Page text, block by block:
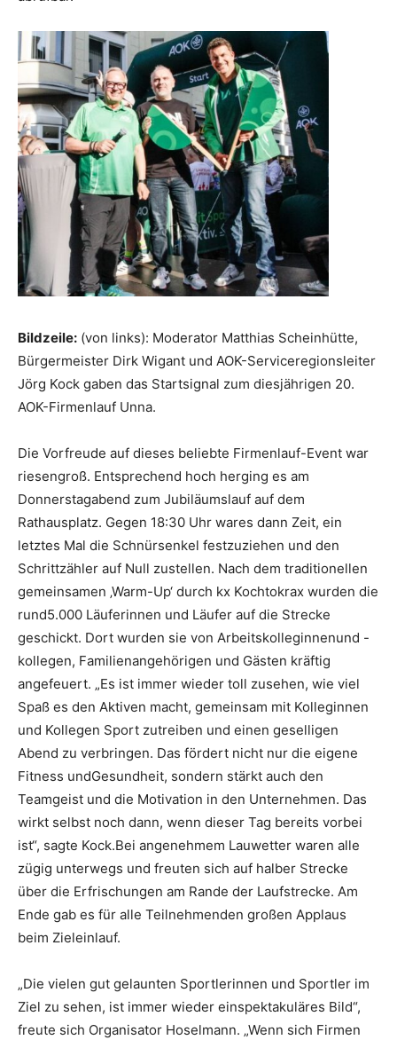
Bildzeile: (von links): Moderator Matthias Scheinhütte,
Bürgermeister Dirk Wigant und AOK-Serviceregionsleiter
Jörg Kock gaben das Startsignal zum diesjährigen 20.
AOK-Firmenlauf Unna.
Die Vorfreude auf dieses beliebte Firmenlauf-Event war
riesengroß. Entsprechend hoch herging es am
Donnerstagabend zum Jubiläumslauf auf dem
Rathausplatz. Gegen 18:30 Uhr wares dann Zeit, ein
letztes Mal die Schnürsenkel festzuziehen und den
Schrittzähler auf Null zustellen. Nach dem traditionellen
gemeinsamen ‚Warm-Up‘ durch kx Kochtokrax wurden die
rund5.000 Läuferinnen und Läufer auf die Strecke
geschickt. Dort wurden sie von Arbeitskolleginnenund -
kollegen, Familienangehörigen und Gästen kräftig
angefeuert. „Es ist immer wieder toll zusehen, wie viel
Spaß es den Aktiven macht, gemeinsam mit Kolleginnen
und Kollegen Sport zutreiben und einen geselligen
Abend zu verbringen. Das fördert nicht nur die eigene
Fitness undGesundheit, sondern stärkt auch den
Teamgeist und die Motivation in den Unternehmen. Das
wirkt selbst noch dann, wenn dieser Tag bereits vorbei
ist“, sagte Kock.Bei angenehmem Lauwetter waren alle
zügig unterwegs und freuten sich auf halber Strecke
über die Erfrischungen am Rande der Laufstrecke. Am
Ende gab es für alle Teilnehmenden großen Applaus
beim Zieleinlauf.
„Die vielen gut gelaunten Sportlerinnen und Sportler im
Ziel zu sehen, ist immer wieder einspektakuläres Bild“,
freute sich Organisator Hoselmann. „Wenn sich Firmen